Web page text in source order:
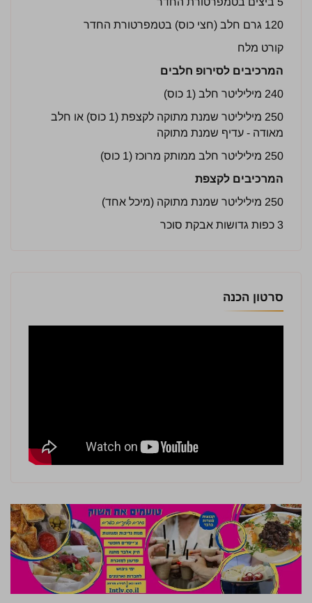
120 גרם חלב (חצי כוס) בטמפרטורת החדר
קורט מלח
המרכיבים לסירופ חלבים
240 מיליליטר חלב (1 כוס)
250 מיליליטר שמנת מתוקה לקצפת (1 כוס) או חלב
מאודה - עדיף שמנת מתוקה
250 מיליליטר חלב ממותק מרוכז (1 כוס)
המרכיבים לקצפת
250 מיליליטר שמנת מתוקה (מיכל אחד)
3 כפות גדושות אבקת סוכר
סרטון הכנה